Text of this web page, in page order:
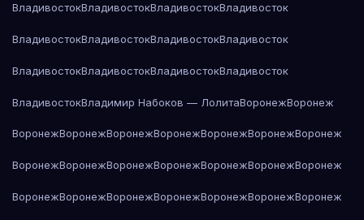
ВладивостокВладивостокВладивостокВладивосток
ВладивостокВладивостокВладивостокВладивосток
ВладивостокВладивостокВладивостокВладивосток
ВладивостокВладимир Набоков — ЛолитаВоронежВоронеж
ВоронежВоронежВоронежВоронежВоронежВоронежВоронеж
ВоронежВоронежВоронежВоронежВоронежВоронежВоронеж
ВоронежВоронежВоронежВоронежВоронежВоронежВоронеж